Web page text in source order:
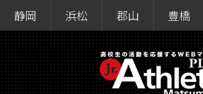
静岡 浜松 郡山 豊橋